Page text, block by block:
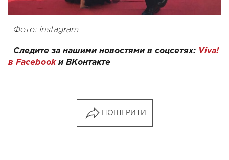
Фото: Instagram
Следите за нашими новостями в соцсетях: Viva!
в Facebookи ВКонтакте
ПОШЕРИТИ